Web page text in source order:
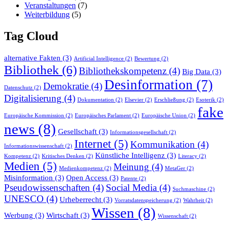
Veranstaltungen (7)
Weiterbildung (5)
Tag Cloud
alternative Fakten (3) Artificial Intelligence (2) Bewertung (2)
Bibliothek (6)Bibliothekskompetenz (4) Big Data (3)
Datenschutz (2) Demokratie (4)Desinformation (7)
Digitalisierung (4) Dokumentation (2) Elsevier (2) Erschließung (2) Esoterik (2)
Europäische Kommission (2) Europäisches Parlament (2) Europäische Union (2) fake
news (8) Gesellschaft (3) Informationsgesellschaft (2)
Informationswissenschaft (2) Internet (5) Kommunikation (4)
Kompetenz (2) Kritisches Denken (2) Künstliche Intelligenz (3) Literacy (2)
Medien (5) Medienkompetenz (2) Meinung (4) MetaGer (2)
Misinformation (3) Open Access (3) Patente (2)
Pseudowissenschaften (4) Social Media (4) Suchmaschine (2)
UNESCO (4) Urheberrecht (3) Vorratsdatenspeicherung (2) Wahrheit (2)
Werbung (3) Wirtschaft (3) Wissen (8) Wissenschaft (2)